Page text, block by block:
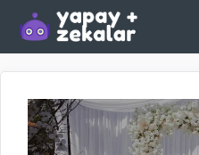
İçeriğe
atla